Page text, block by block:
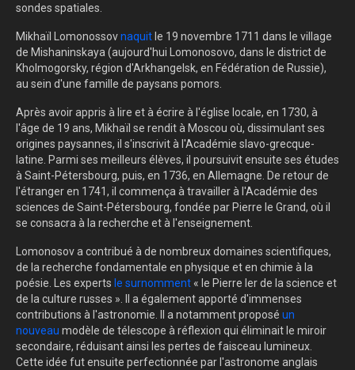
sondes spatiales.
Mikhaïl Lomonossovnaquit le 19 novembre 1711 dans le village
de Mishaninskaya (aujourd'hui Lomonosovo, dans le district de
Kholmogorsky, région d'Arkhangelsk, en Fédération de Russie),
au sein d'une famille de paysans pomors.
Après avoir appris à lire et à écrire à l'église locale, en 1730, à
l'âge de 19 ans, Mikhaïl se rendit à Moscou où, dissimulant ses
origines paysannes, il s'inscrivit à l'Académie slavo-grecque-
latine. Parmi ses meilleurs élèves, il poursuivit ensuite ses études
à Saint-Pétersbourg, puis, en 1736, en Allemagne. De retour de
l'étranger en 1741, il commença à travailler à l'Académie des
sciences de Saint-Pétersbourg, fondée par Pierre le Grand, où il
se consacra à la recherche et à l'enseignement.
Lomonosov a contribué à de nombreux domaines scientifiques,
de la recherche fondamentale en physique et en chimie à la
poésie. Les experts le surnomment « le Pierre Ier de la science et
de la culture russes ». Il a également apporté d'immenses
contributions à l'astronomie. Il a notamment proposé un
nouveau modèle de télescope à réflexion qui éliminait le miroir
secondaire, réduisant ainsi les pertes de faisceau lumineux.
Cette idée fut ensuite perfectionnée par l'astronome anglais